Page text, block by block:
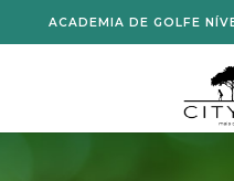
ACADEMIA DE GOLFE